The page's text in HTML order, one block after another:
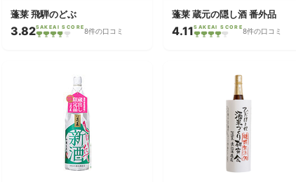
蓬莱 飛騨のどぶ
3.82SAKEAI SCORE8件の口コミ
蓬莱 蔵元の隠し酒 番外品
4.11SAKEAI SCORE8件の口コミ